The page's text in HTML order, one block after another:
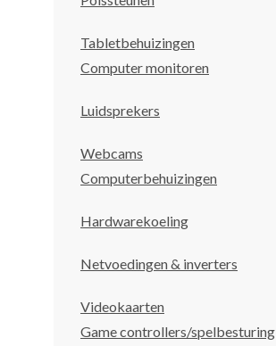
Tabletbehuizingen
Computer monitoren
Luidsprekers
Webcams
Computerbehuizingen
Hardwarekoeling
Netvoedingen & inverters
Videokaarten
Game controllers/spelbesturing